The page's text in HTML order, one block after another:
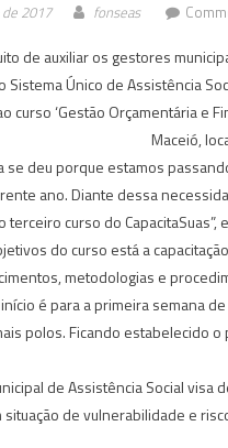
2017 fonseas
de auxiliar os gestores
Sistema Único de Assistência
curso ‘Gestão Orçamentária e
Maceió,
se deu porque estamos
ano. Diante dessa
terceiro curso do
do curso está a
metodologias e
é para a primeira semana
polos. Ficando estabelecido
de Assistência Social
de vulnerabilidade e